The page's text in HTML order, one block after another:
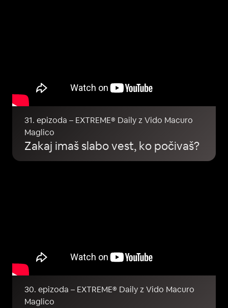
31. epizoda – EXTREME® Daily z Vido Macuro
Maglico
Zakaj imaš slabo vest, ko počivaš?
30. epizoda – EXTREME® Daily z Vido Macuro
Maglico